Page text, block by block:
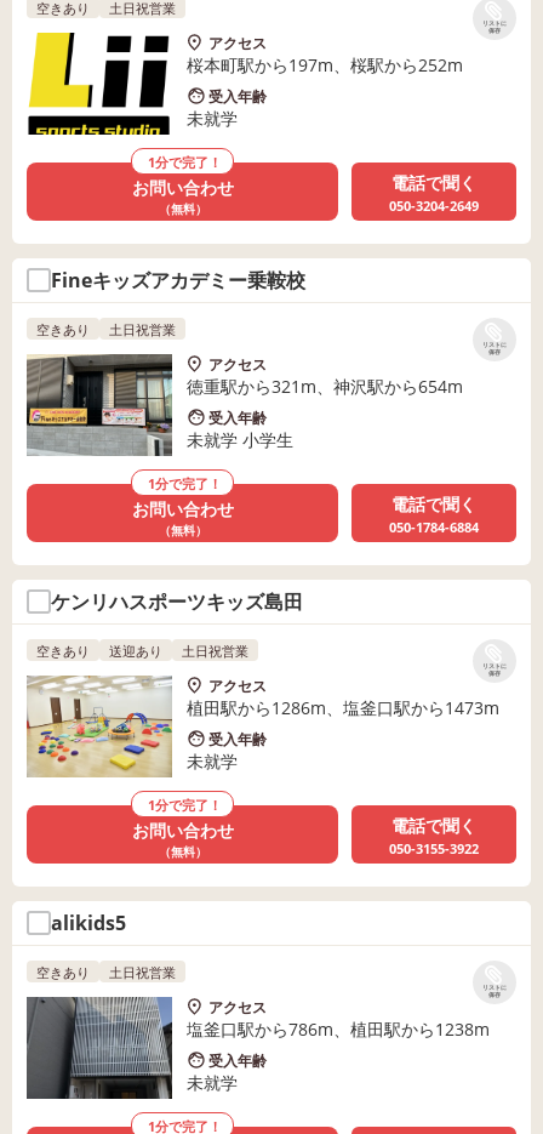
リストに
保存
空きあり 土日祝営業
アクセス
桜本町駅から197m、桜駅から252m
受入年齢
未就学
1分で完了！
お問い合わせ
（無料）
電話で聞く
050-3204-2649
Fineキッズアカデミー乗鞍校
リストに
保存
空きあり 土日祝営業
アクセス
徳重駅から321m、神沢駅から654m
受入年齢
未就学 小学生
1分で完了！
お問い合わせ
（無料）
電話で聞く
050-1784-6884
ケンリハスポーツキッズ島田
リストに
保存
空きあり 送迎あり 土日祝営業
アクセス
植田駅から1286m、塩釜口駅から1473m
受入年齢
未就学
1分で完了！
お問い合わせ
（無料）
電話で聞く
050-3155-3922
alikids5
リストに
保存
空きあり 土日祝営業
アクセス
塩釜口駅から786m、植田駅から1238m
受入年齢
未就学
1分で完了！